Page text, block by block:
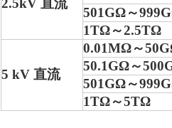
2.5kV 直流
501GΩ～
1TΩ～2.5TΩ
5 kV 直流
0.01MΩ～
50.1GΩ～
501GΩ～
1TΩ～5TΩ